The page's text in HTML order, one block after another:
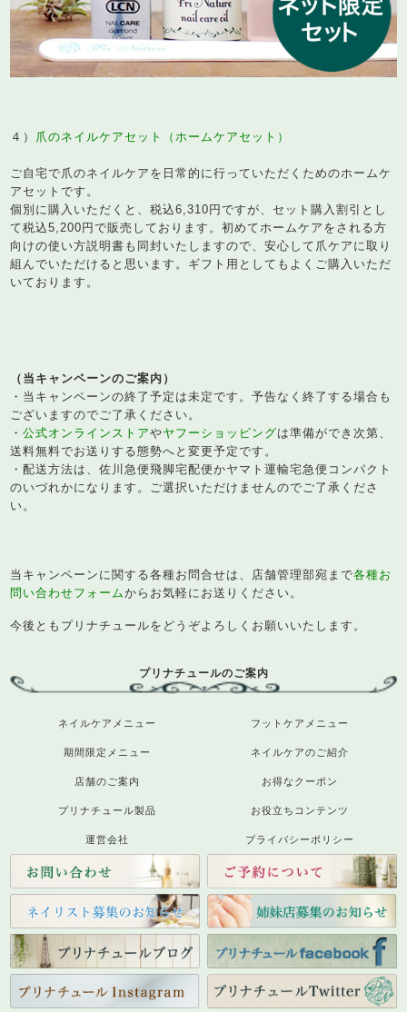
４） 爪のネイルケアセット（ホームケアセット）
ご自宅で爪のネイルケアを日常的に行っていただくためのホームケ
アセットです。
個別に購入いただくと、税込6,310円ですが、セット購入割引とし
て税込5,200円で販売しております。初めてホームケアをされる方
向けの使い方説明書も同封いたしますので、安心して爪ケアに取り
組んでいただけると思います。ギフト用としてもよくご購入いただ
いております。
（当キャンペーンのご案内）
・当キャンペーンの終了予定は未定です。予告なく終了する場合も
ございますのでご了承ください。
・公式オンラインストアやヤフーショッピングは準備ができ次第、
送料無料でお送りする態勢へと変更予定です。
・配送方法は、佐川急便飛脚宅配便かヤマト運輸宅急便コンパクト
のいづれかになります。ご選択いただけませんのでご了承くださ
い。
当キャンペーンに関する各種お問合せは、店舗管理部宛まで各種お
問い合わせフォームからお気軽にお送りください。
今後ともプリナチュールをどうぞよろしくお願いいたします。
プリナチュールのご案内
ネイルケアメニュー フットケアメニュー
期間限定メニュー ネイルケアのご紹介
店舗のご案内 お得なクーポン
プリナチュール製品 お役立ちコンテンツ
運営会社 プライバシーポリシー